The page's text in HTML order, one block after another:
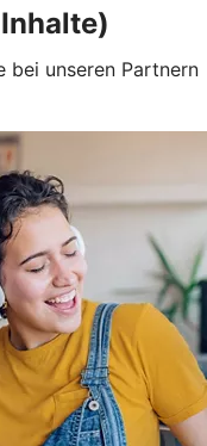
bei unseren Partnern